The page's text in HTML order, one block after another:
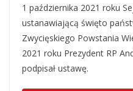
1 października 2021 roku
ustanawiającą święto
Zwycięskiego Powstania
2021 roku Prezydent RP
podpisał ustawę.